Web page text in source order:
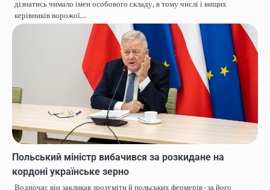
дізнатись чимало імен особового складу, в тому числі і вищих
керівників ворожої…
Польський міністр вибачився за розкидане на
кордоні українське зерно
Водночас він закликав зрозуміти й польських фермерів - за його